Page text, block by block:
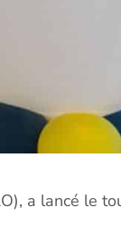
a lancé le